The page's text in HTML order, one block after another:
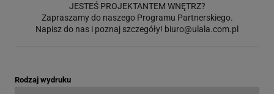
JESTEŚ PROJEKTANTEM WNĘTRZ?
Zapraszamy do naszego Programu Partnerskiego.
Napisz do nas i poznaj szczegóły! biuro@ulala.com.pl
Rodzaj wydruku